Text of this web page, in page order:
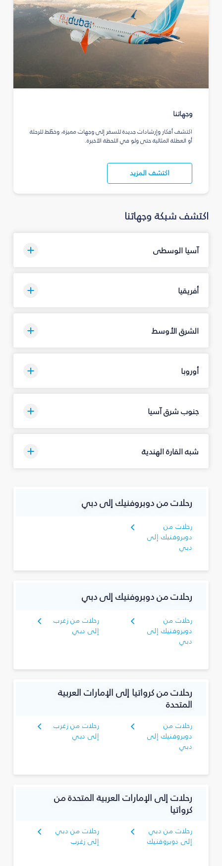
وجهاتنا
اكتشف أفكار وإرشادات جديدة للسفر إلى وجهات مميزة، وخطّط للرحلة
أو العطلة المثالية حتى ولو في اللحظة الأخيرة.
اكتشف المزيد
اكتشف شبكة وجهاتنا
آسيا الوسطى
أفريقيا
الشرق الأوسط
أوروبا
جنوب شرق آسيا
شبه القارة الهندية
رحلات من دوبروفنيك إلى دبي
رحلات من
دوبروفنيك إلى
دبي
رحلات من دوبروفنيك إلى دبي
رحلات من
دوبروفنيك إلى
دبي
رحلات من زغرب
إلى دبي
رحلات من كرواتيا إلى الإمارات العربية
المتحدة
رحلات من
دوبروفنيك إلى
دبي
رحلات من زغرب
إلى دبي
رحلات إلى الإمارات العربية المتحدة من
كرواتيا
رحلات من دبي
إلى دوبروفنيك
رحلات من دبي
إلى زغرب